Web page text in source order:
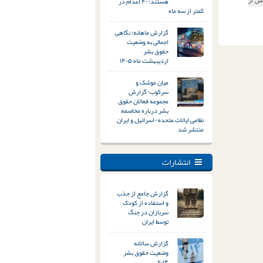
کمتر از سه ماه
گزارش ماهانه؛ نگاهی
اجمالی به وضعیت
حقوق بشر –
اردیبهشت ماه ۱۴۰۵
میان موشک و
سرکوب؛ گزارش
مجموعه فعالان حقوق
بشر درباره مخاصمه
نظامی ایالات متحده-اسرائیل و ایران
منتشر شد
انتشارات
گزارش جامع از جذب
و استفاده از کودک
سربازان در جنگ
توسط ایران
گزارش سالانه
وضعیت حقوق بشر –